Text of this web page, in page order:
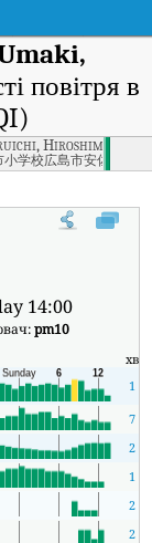
повітря в
区
Hiroshima
小学校広島市安佐南区
в реальному
14:00
pm10
хв
1
7
2
1
2
2